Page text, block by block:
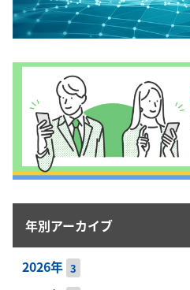
年別アーカイブ
2026年 3